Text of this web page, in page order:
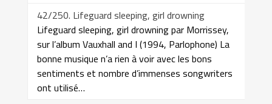
42/250. Lifeguard sleeping, girl drowning
Lifeguard sleeping, girl drowning par Morrissey,
sur l’album Vauxhall and I (1994, Parlophone) La
bonne musique n’a rien à voir avec les bons
sentiments et nombre d’immenses songwriters
ont utilisé…